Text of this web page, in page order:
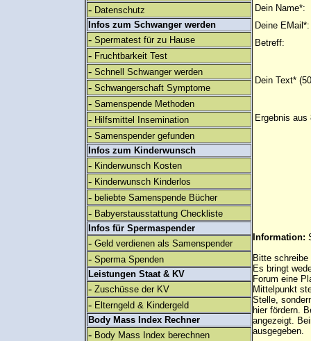
- Datenschutz
Infos zum Schwanger werden
- Spermatest für zu Hause
- Fruchtbarkeit Test
- Schnell Schwanger werden
- Schwangerschaft Symptome
- Samenspende Methoden
- Hilfsmittel Insemination
- Samenspender gefunden
Infos zum Kinderwunsch
- Kinderwunsch Kosten
- Kinderwunsch Kinderlos
- beliebte Samenspende Bücher
- Babyerstausstattung Checkliste
Infos für Spermaspender
- Geld verdienen als Samenspender
- Sperma Spenden
Leistungen Staat & KV
- Zuschüsse der KV
- Elterngeld & Kindergeld
Body Mass Index Rechner
- Body Mass Index berechnen
Dein Name*:
Deine EMail*:
Betreff:
Dein Text*
Ergebnis aus
Information:
Bitte
Es bringt
Forum eine
Mittelpunkt
Stelle,
hier fördern.
angezeigt.
ausgegeben.